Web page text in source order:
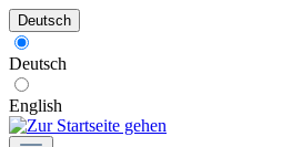
Deutsch
Deutsch
English